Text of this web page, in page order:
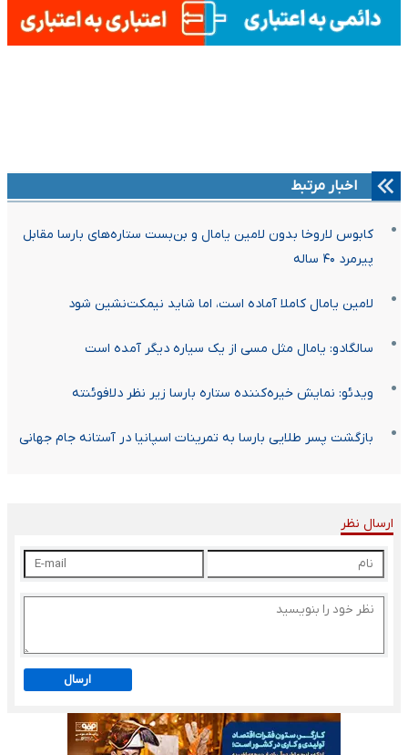
اخبار مرتبط
کابوس لاروخا بدون لامین یامال و بن‌بست ستاره‌های بارسا مقابل
پیرمرد ۴۰ ساله
لامین یامال کاملا آماده است، اما شاید نیمکت‌نشین شود
سالگادو: یامال مثل مسی از یک سیاره دیگر آمده است
ویدئو: نمایش خیره‌کننده ستاره بارسا زیر نظر دلافوئنته
بازگشت پسر طلایی بارسا به تمرینات اسپانیا در آستانه جام جهانی
ارسال نظر
ارسال